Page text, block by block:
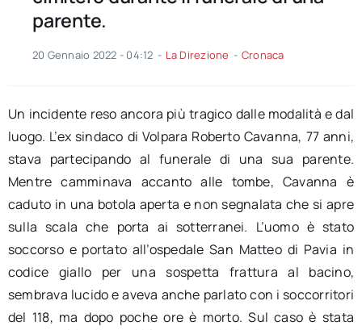
parente.
20 Gennaio 2022 - 04:12 - La Direzione - Cronaca
Un incidente reso ancora più tragico dalle modalità e dal
luogo. L’ex sindaco di Volpara Roberto Cavanna, 77 anni,
stava partecipando al funerale di una sua parente.
Mentre camminava accanto alle tombe, Cavanna è
caduto in una botola aperta e non segnalata che si apre
sulla scala che porta ai sotterranei. L’uomo è stato
soccorso e portato all’ospedale San Matteo di Pavia in
codice giallo per una sospetta frattura al bacino,
sembrava lucido e aveva anche parlato con i soccorritori
del 118, ma dopo poche ore è morto. Sul caso è stata